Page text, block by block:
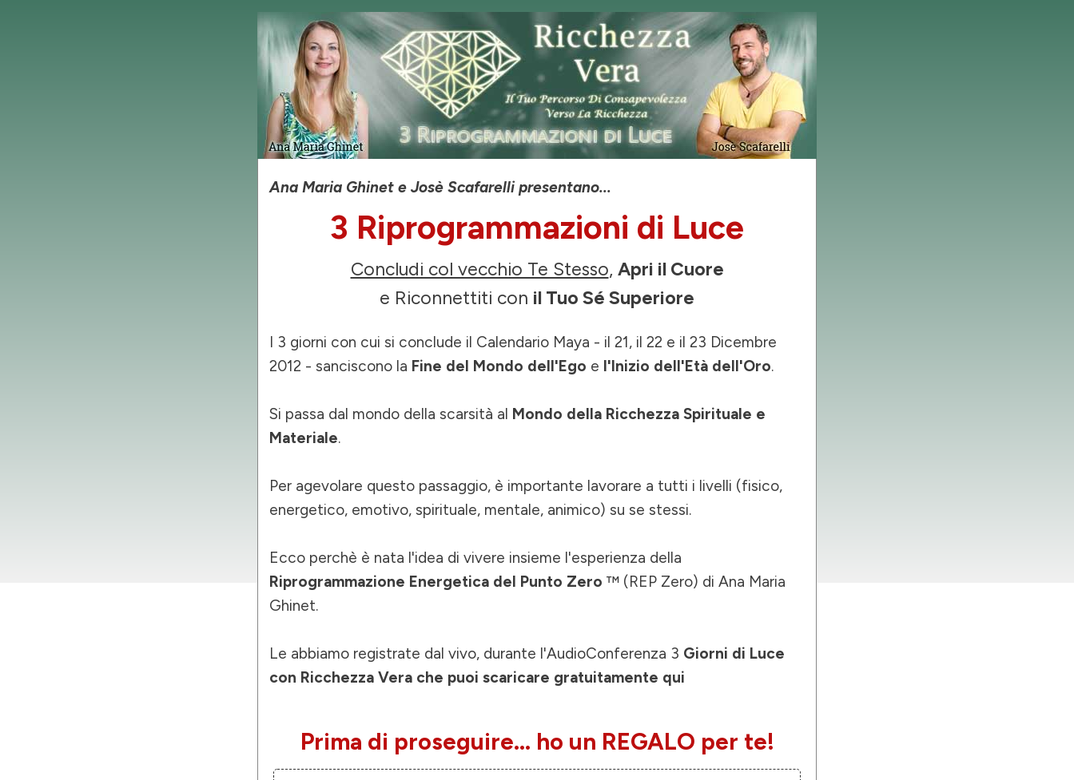
Ana Maria Ghinet e Josè Scafarelli presentano...
3 Riprogrammazioni di Luce
Concludi col vecchio Te Stesso, Apri il Cuore
e Riconnettiti con il Tuo Sé Superiore
I 3 giorni con cui si conclude il Calendario Maya - il 21, il 22 e il 23 Dicembre
2012 - sanciscono la Fine del Mondo dell'Ego e l'Inizio dell'Età dell'Oro.
Si passa dal mondo della scarsità al Mondo della Ricchezza Spirituale e
Materiale.
Per agevolare questo passaggio, è importante lavorare a tutti i livelli (fisico,
energetico, emotivo, spirituale, mentale, animico) su se stessi.
Ecco perchè è nata l'idea di vivere insieme l'esperienza della
Riprogrammazione Energetica del Punto Zero ™ (REP Zero) di Ana Maria
Ghinet.
Le abbiamo registrate dal vivo, durante l'AudioConferenza 3 Giorni di Luce
con Ricchezza Vera che puoi scaricare gratuitamente qui
Prima di proseguire... ho un REGALO per te!